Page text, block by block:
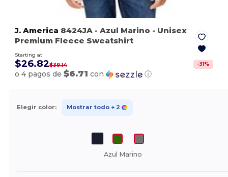
J. America 8424JA - Azul Marino - Unisex
Premium Fleece Sweatshirt
Starting at
$26.82$39.14 -31 %
o 4 pagos de$6.71 con ⓘ
Elegir color: Mostrar todo + 2
Azul Marino